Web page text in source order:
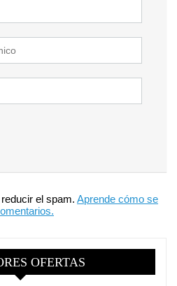
el spam. Aprende cómo se
OFERTAS